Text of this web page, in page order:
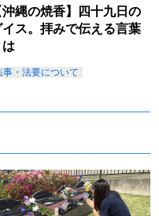
沖縄の焼香】四十九日の
イス。拝みで伝える言葉
は
事・法要について